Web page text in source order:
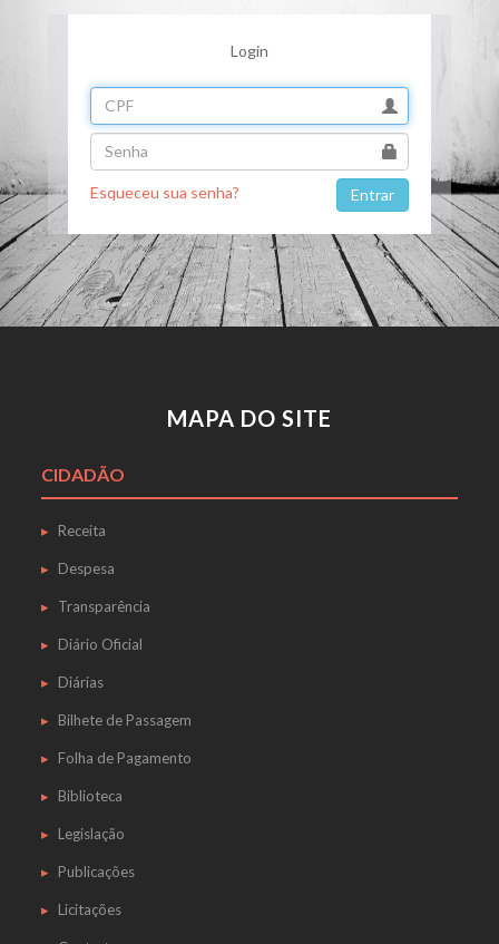
Login
Esqueceu sua senha?
MAPA DO SITE
CIDADÃO
Receita
Despesa
Transparência
Diário Oficial
Diárias
Bilhete de Passagem
Folha de Pagamento
Biblioteca
Legislação
Publicações
Licitações